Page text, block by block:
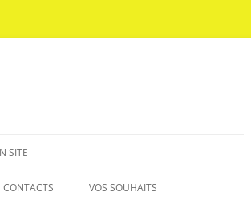
SITE
CONTACTS VOS SOUHAITS